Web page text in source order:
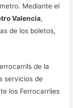
Mediante el
Valencia,
de los boletos,
de la
servicios de
los Ferrocarriles